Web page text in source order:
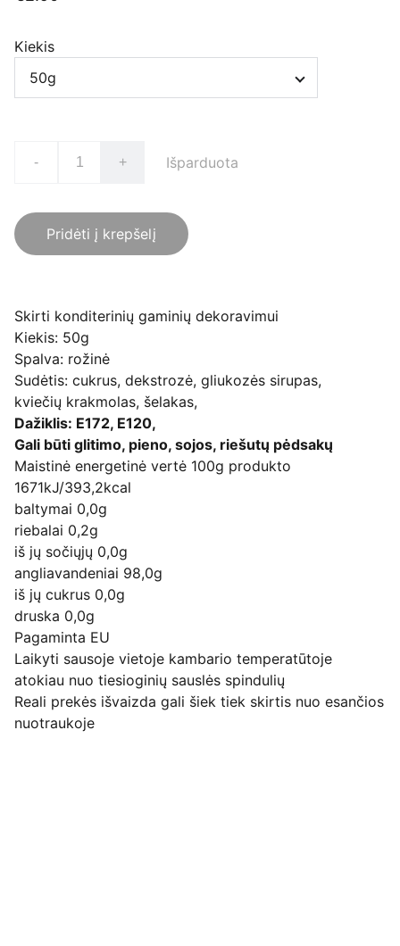
Kiekis
- + Išparduota
Pridėti į krepšelį
Skirti konditerinių gaminių dekoravimui
Kiekis: 50g
Spalva: rožinė
Sudėtis: cukrus, dekstrozė, gliukozės sirupas,
kviečių krakmolas, šelakas,
Dažiklis: E172, E120,
Gali būti glitimo, pieno, sojos, riešutų pėdsakų
Maistinė energetinė vertė 100g produkto
1671kJ/393,2kcal
baltymai 0,0g
riebalai 0,2g
iš jų sočiųjų 0,0g
angliavandeniai 98,0g
iš jų cukrus 0,0g
druska 0,0g
Pagaminta EU
Laikyti sausoje vietoje kambario temperatūtoje
atokiau nuo tiesioginių sauslės spindulių
Reali prekės išvaizda gali šiek tiek skirtis nuo esančios
nuotraukoje